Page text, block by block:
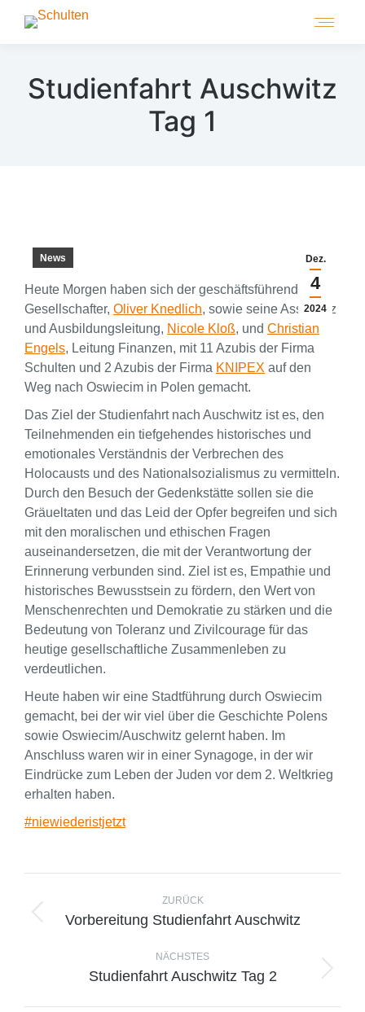
Studienfahrt Auschwitz
Tag 1
Dez.
4
2024
News
Heute Morgen haben sich der geschäftsführende
Gesellschafter, Oliver Knedlich, sowie seine Assistenz
und Ausbildungsleitung, Nicole Kloß, und Christian
Engels, Leitung Finanzen, mit 11 Azubis der Firma
Schulten und 2 Azubis der Firma KNIPEX auf den
Weg nach Oswiecim in Polen gemacht.
Das Ziel der Studienfahrt nach Auschwitz ist es, den
Teilnehmenden ein tiefgehendes historisches und
emotionales Verständnis der Verbrechen des
Holocausts und des Nationalsozialismus zu vermitteln.
Durch den Besuch der Gedenkstätte sollen sie die
Gräueltaten und das Leid der Opfer begreifen und sich
mit den moralischen und ethischen Fragen
auseinandersetzen, die mit der Verantwortung der
Erinnerung verbunden sind. Ziel ist es, Empathie und
historisches Bewusstsein zu fördern, den Wert von
Menschenrechten und Demokratie zu stärken und die
Bedeutung von Toleranz und Zivilcourage für das
heutige gesellschaftliche Zusammenleben zu
verdeutlichen.
Heute haben wir eine Stadtführung durch Oswiecim
gemacht, bei der wir viel über die Geschichte Polens
sowie Oswiecim/Auschwitz gelernt haben. Im
Anschluss waren wir in einer Synagoge, in der wir
Eindrücke zum Leben der Juden vor dem 2. Weltkrieg
erhalten haben.
#niewiederistjetzt
ZURÜCK
Vorbereitung Studienfahrt Auschwitz
NÄCHSTES
Studienfahrt Auschwitz Tag 2